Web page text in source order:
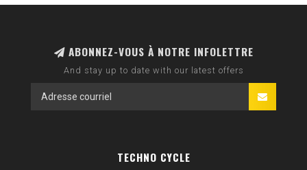
ABONNEZ-VOUS À NOTRE INFOLETTRE
And stay up to date with our latest offers
TECHNO CYCLE